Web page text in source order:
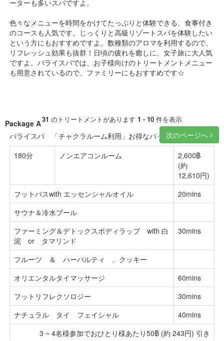
ーターも多いスパですよ。
色々なメニューを時間をかけてたっぷりと体験できる、食事付き
のコースも人気です。じっくりと高級リゾートスパを体験したい
という方にもおすすめですよ。数種類のアロマを利用するので、
リフレッシュ効果も抜群！日頃の疲れを癒しに、女子旅に大人気
ですよ。バライスパでは、お子様向けのトリートメントメニュー
も用意されているので、ファミリーにもおすすめです☆
31 のトリートメントがあります 1 - 10 件を表示
次のページへ
Package A
バライスパ 「チャクラルーム利用」お得なパッケージ
180分
ノンエアコンルーム
2,600฿
(約
12,610円)
フットバスwith エッセンシャルオイル
20mins
サウナ＆冷水プール
ファーミング＆デトックスボディラップ with 白
泥 or タマリンド
30mins
フルーツ ＆ ハーバルティ 、クッキー
オリエンタルタイマッサージ
60mins
フットリフレクソロジー
30mins
ナチュラル タイ フェイシャル
40mins
3 ~ 4名様参加でおひとり様あたり50฿ (約 243円) 引き